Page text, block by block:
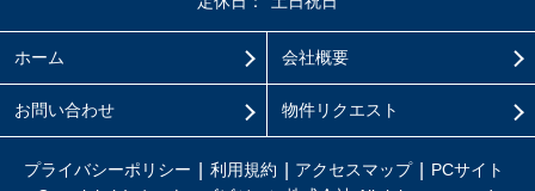
ホーム 会社概要
お問い合わせ 物件リクエスト
プライバシーポリシー 利用規約 アクセスマップ
PCサイト